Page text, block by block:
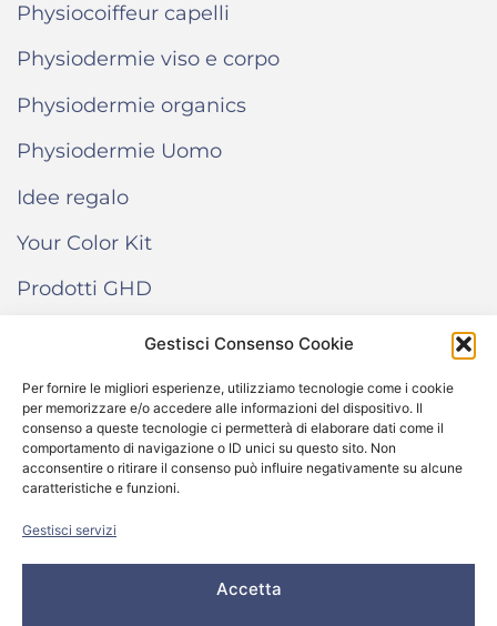
Gestisci Consenso Cookie
Per fornire le migliori esperienze, utilizziamo tecnologie come i cookie
per memorizzare e/o accedere alle informazioni del dispositivo. Il
consenso a queste tecnologie ci permetterà di elaborare dati come il
comportamento di navigazione o ID unici su questo sito. Non
acconsentire o ritirare il consenso può influire negativamente su alcune
caratteristiche e funzioni.
Gestisci servizi
Accetta
Physiocoiffeur capelli
Physiodermie viso e corpo
Physiodermie organics
Physiodermie Uomo
Idee regalo
Your Color Kit
Prodotti GHD
Termini e condizioni di vendita
Cookie Policy